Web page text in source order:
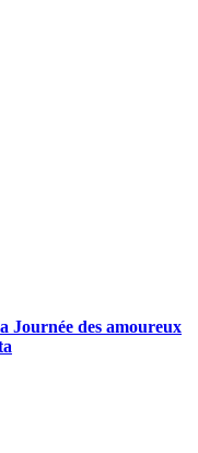
Journée des amoureux